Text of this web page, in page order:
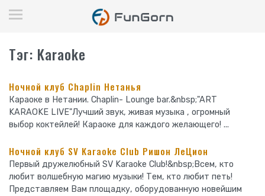
Тэг: Karaoke
Ночной клуб Chaplin Нетанья
Караоке в Нетании. Chaplin- Lounge bar.&nbsp;"ART
KARAOKE LIVE"Лучший звук, живая музыка , огромный
выбор коктейлей! Караоке для каждого желающего! ...
Ночной клуб SV Karaoke Club Ришон ЛеЦион
Первый дружелюбный SV Karaoke Club!&nbsp;Всем, кто
любит волшебную магию музыки! Тем, кто любит петь!
Представляем Вам площадку, оборудованную новейшим